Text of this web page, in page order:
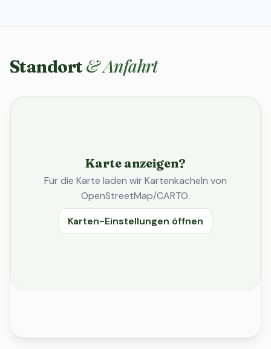
Standort & Anfahrt
Karte anzeigen?
Für die Karte laden wir Kartenkacheln von
OpenStreetMap/CARTO.
Karten-Einstellungen öffnen